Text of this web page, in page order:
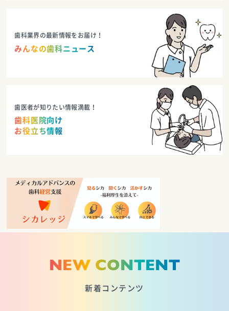
歯科業界の最新情報をお届け！
みんなの歯科ニュース
歯医者が知りたい情報満載！
歯科医院向け
お役立ち情報
NEW CONTENT
新着コンテンツ